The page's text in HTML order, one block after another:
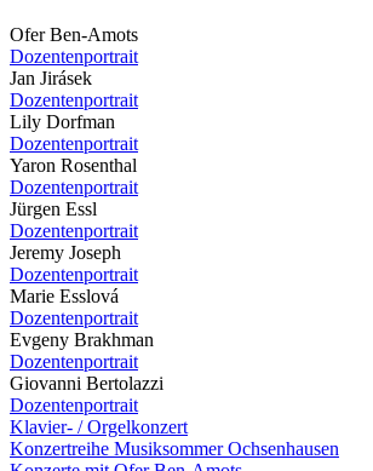
Ofer Ben-Amots
Dozentenportrait
Jan Jirásek
Dozentenportrait
Lily Dorfman
Dozentenportrait
Yaron Rosenthal
Dozentenportrait
Jürgen Essl
Dozentenportrait
Jeremy Joseph
Dozentenportrait
Marie Esslová
Dozentenportrait
Evgeny Brakhman
Dozentenportrait
Giovanni Bertolazzi
Dozentenportrait
Klavier- / Orgelkonzert
Konzertreihe Musiksommer Ochsenhausen